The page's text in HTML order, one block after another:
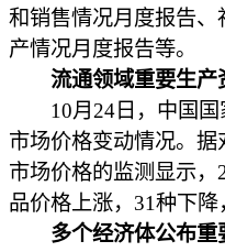
和销售情况月度报告
产情况月度报告等。
流通领域重要生产
10月24日，中国国
市场价格变动情况。
市场价格的监测显示，
品价格上涨，31种下降
多个经济体公布重